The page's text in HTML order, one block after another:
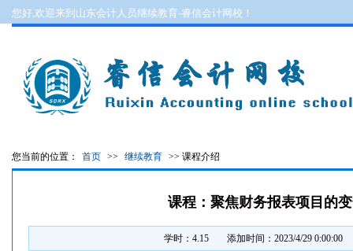
您好,欢迎来到山东会计人员继续教育-睿信会计网校！
您当前的位置： 首页 >> 继续教育 >> 课程介绍
课程：聚焦财务报表项目的
学时：4.15 添加时间：2023/4/29 0:00:00